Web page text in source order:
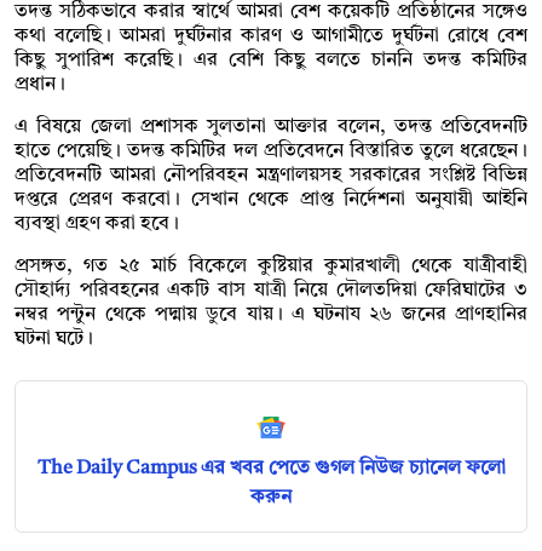
তদন্ত সঠিকভাবে করার স্বার্থে আমরা বেশ কয়েকটি প্রতিষ্ঠানের সঙ্গেও
কথা বলেছি। আমরা দুর্ঘটনার কারণ ও আগামীতে দুর্ঘটনা রোধে বেশ
কিছু সুপারিশ করেছি। এর বেশি কিছু বলতে চাননি তদন্ত কমিটির
প্রধান।
এ বিষয়ে জেলা প্রশাসক সুলতানা আক্তার বলেন, তদন্ত প্রতিবেদনটি
হাতে পেয়েছি। তদন্ত কমিটির দল প্রতিবেদনে বিস্তারিত তুলে ধরেছেন।
প্রতিবেদনটি আমরা নৌপরিবহন মন্ত্রণালয়সহ সরকারের সংশ্লিষ্ট বিভিন্ন
দপ্তরে প্রেরণ করবো। সেখান থেকে প্রাপ্ত নির্দেশনা অনুযায়ী আইনি
ব্যবস্থা গ্রহণ করা হবে।
প্রসঙ্গত, গত ২৫ মার্চ বিকেলে কুষ্টিয়ার কুমারখালী থেকে যাত্রীবাহী
সৌহার্দ্য পরিবহনের একটি বাস যাত্রী নিয়ে দৌলতদিয়া ফেরিঘাটের ৩
নম্বর পন্টুন থেকে পদ্মায় ডুবে যায়। এ ঘটনায ২৬ জনের প্রাণহানির
ঘটনা ঘটে।
The Daily Campus এর খবর পেতে গুগল নিউজ চ্যানেল ফলো
করুন